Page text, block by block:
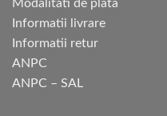
Modalitati de plata
Informatii livrare
Informatii retur
ANPC
ANPC – SAL